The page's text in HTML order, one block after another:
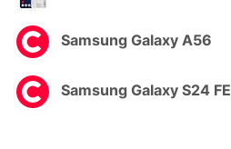
Samsung Galaxy A56
Samsung Galaxy S24 FE